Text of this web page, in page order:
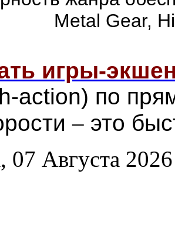
Metal Gear,
игры-
action) по
– это
07 Августа 2026